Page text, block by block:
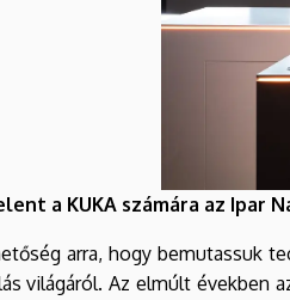
a KUKA számára az Ipar
arra, hogy bemutassuk
világáról. Az elmúlt években